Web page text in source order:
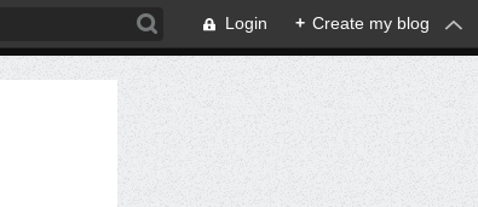
Login + Create my blog